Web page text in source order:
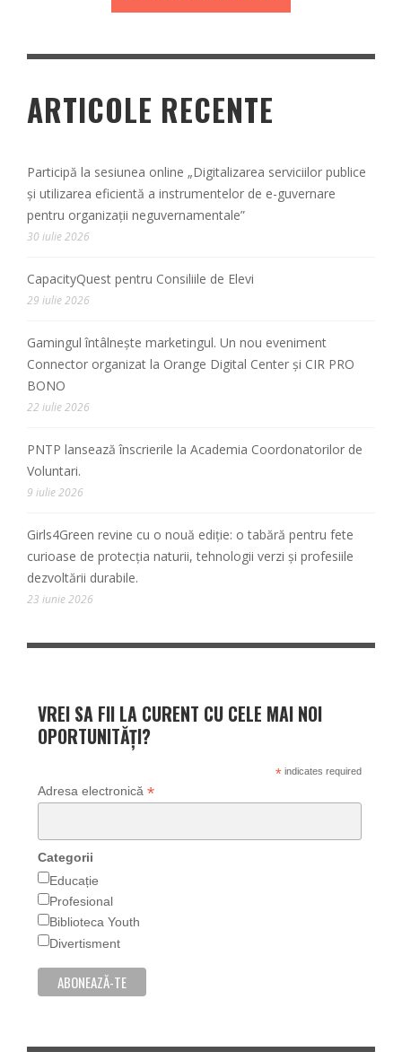
ARTICOLE RECENTE
Participă la sesiunea online „Digitalizarea serviciilor publice
și utilizarea eficientă a instrumentelor de e-guvernare
pentru organizații neguvernamentale”
30 iulie 2026
CapacityQuest pentru Consiliile de Elevi
29 iulie 2026
Gamingul întâlnește marketingul. Un nou eveniment
Connector organizat la Orange Digital Center și CIR PRO
BONO
22 iulie 2026
PNTP lansează înscrierile la Academia Coordonatorilor de
Voluntari.
9 iulie 2026
Girls4Green revine cu o nouă ediție: o tabără pentru fete
curioase de protecția naturii, tehnologii verzi și profesiile
dezvoltării durabile.
23 iunie 2026
VREI SA FII LA CURENT CU CELE MAI NOI
OPORTUNITĂȚI?
*indicates required
Adresa electronică *
Categorii
Educație
Profesional
Biblioteca Youth
Divertisment